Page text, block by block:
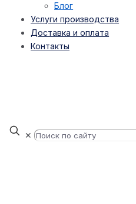
Блог
Услуги производства
Доставка и оплата
Контакты
✕